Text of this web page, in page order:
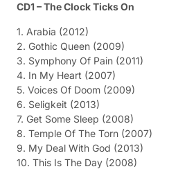
CD1 – The Clock Ticks On
1. Arabia (2012)
2. Gothic Queen (2009)
3. Symphony Of Pain (2011)
4. In My Heart (2007)
5. Voices Of Doom (2009)
6. Seligkeit (2013)
7. Get Some Sleep (2008)
8. Temple Of The Torn (2007)
9. My Deal With God (2013)
10. This Is The Day (2008)